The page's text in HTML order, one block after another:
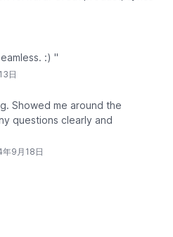
:) "
日
Showed me around the
questions clearly and
9月18日